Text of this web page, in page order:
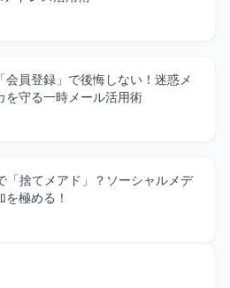
会員登録」で後悔しない！迷惑メ
を守る一時メール活用術
「捨てメアド」？ソーシャルメデ
を極める！